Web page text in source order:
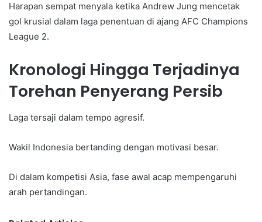
Harapan sempat menyala ketika Andrew Jung mencetak
gol krusial dalam laga penentuan di ajang AFC Champions
League 2.
Kronologi Hingga Terjadinya
Torehan Penyerang Persib
Laga tersaji dalam tempo agresif.
Wakil Indonesia bertanding dengan motivasi besar.
Di dalam kompetisi Asia, fase awal acap mempengaruhi
arah pertandingan.